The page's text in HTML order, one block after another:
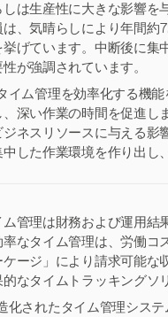
は生産性に大きな影響
は、気晴らしにより年間
挙げています。中断後に
が強調されています。
イム管理を効率化する機
深い作業の時間を促進し
ネスリソースに与える影
した作業環境を作り出し
管理は財務および運用結
率なタイム管理は、労働コ
ケージ」により請求可能
なタイムトラッキングソ
化されたタイム管理シス